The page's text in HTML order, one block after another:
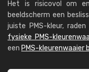
Het is risicovol om
beeldscherm een
juiste PMS-kleur,
fysieke PMS-
een PMS-kleurenwaaier